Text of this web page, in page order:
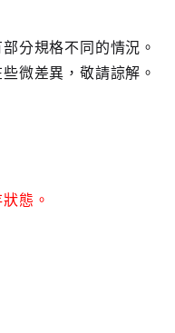
分規格不同的情況。
微差異，敬請諒解。
態。